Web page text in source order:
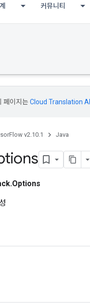
커뮤니티
페이지는Cloud Translation
v2.10.1 Java